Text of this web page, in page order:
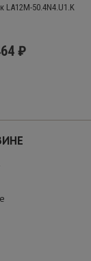
LA12M-50.4N4.U1.K
₽